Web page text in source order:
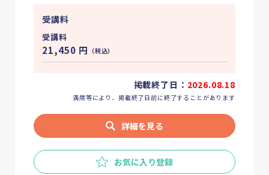
受講料
受講料
21,450 円 （税込）
掲載終了日： 2026.08.18
満席等により、掲載終了日前に終了することがあります
詳細を見る
お気に入り登録